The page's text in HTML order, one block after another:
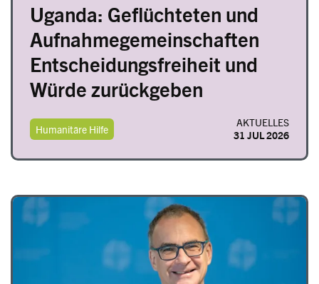
Uganda: Geflüchteten und
Aufnahmegemeinschaften
Entscheidungsfreiheit und
Würde zurückgeben
Humanitäre Hilfe
AKTUELLES
31 JUL 2026
Image